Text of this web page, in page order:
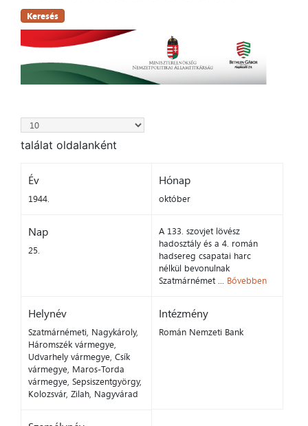
Keresés
találat oldalanként
Év
1944.
Hónap
október
Nap
25.
A 133. szovjet lövész
hadosztály és a 4. román
hadsereg csapatai harc
nélkül bevonulnak
Szatmárnémet ... Bővebben
Helynév
Szatmárnémeti, Nagykároly,
Háromszék vármegye,
Udvarhely vármegye, Csík
vármegye, Maros-Torda
vármegye, Sepsiszentgyörgy,
Kolozsvár, Zilah, Nagyvárad
Intézmény
Román Nemzeti Bank